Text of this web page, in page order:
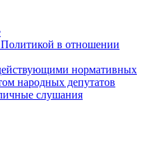
в отношении
нормативных
народных депутатов
слушания